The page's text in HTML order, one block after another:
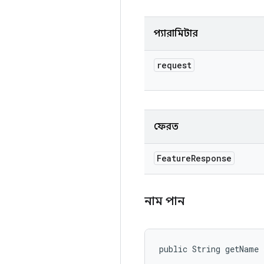
প্যারামিটার
request
ফেরত
FeatureResponse
নাম পান
public String